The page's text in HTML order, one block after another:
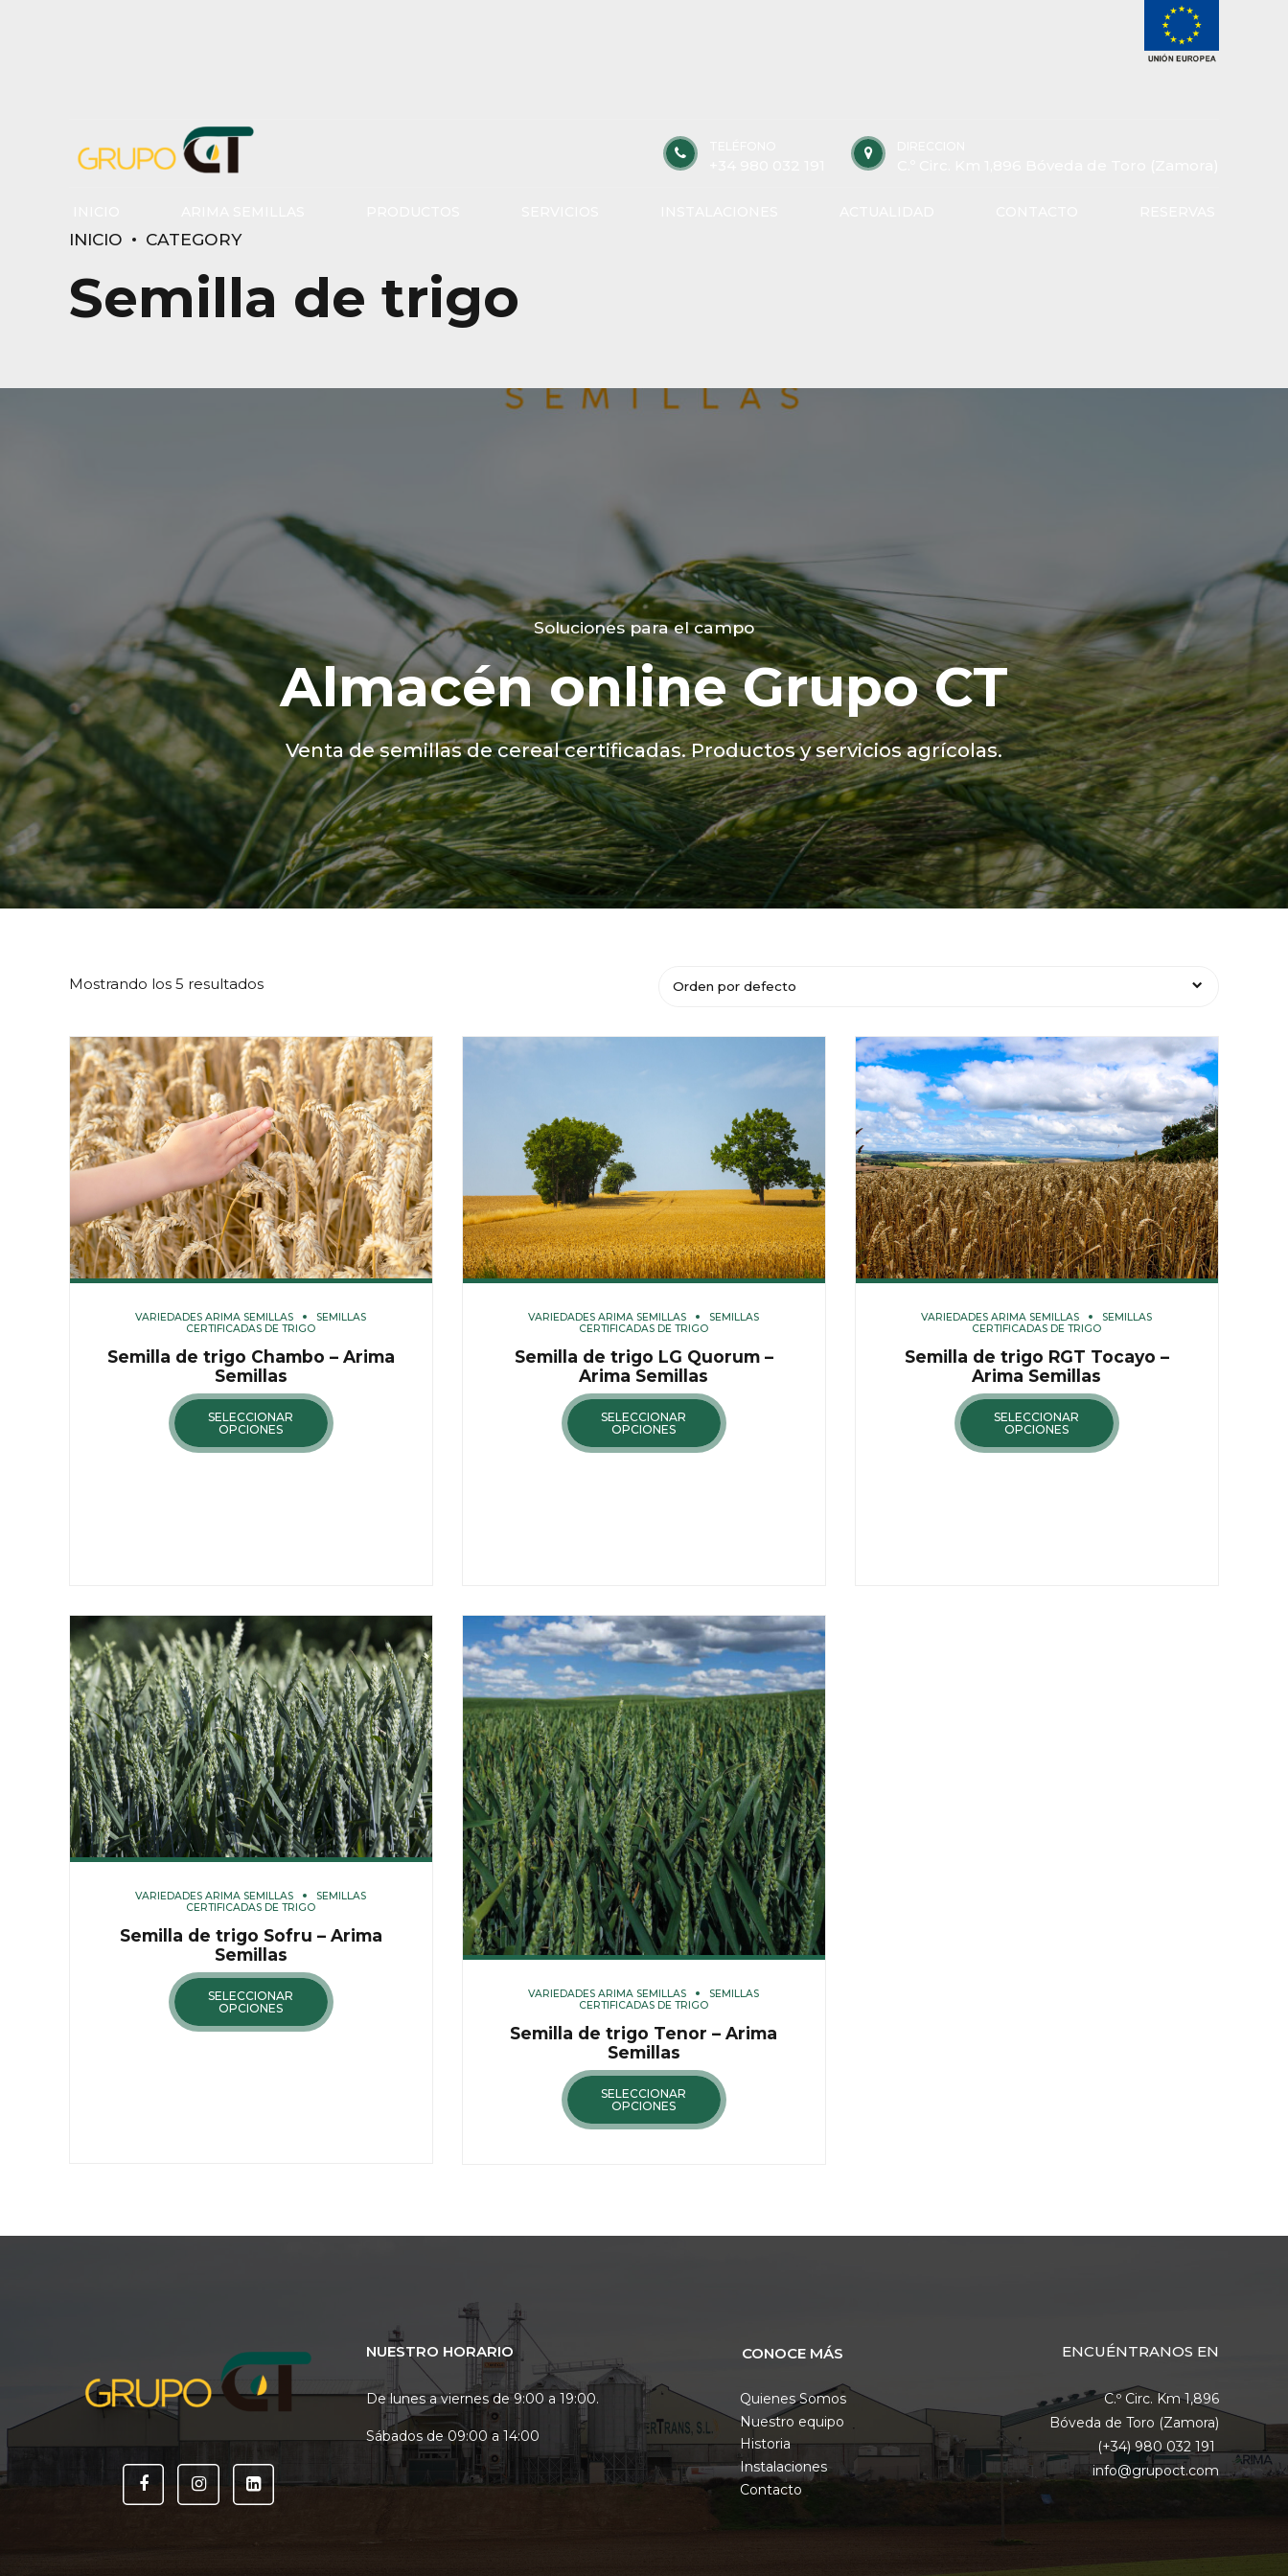
INICIO CATEGORY
Semilla de trigo
Soluciones para el campo
Almacén online Grupo CT
Venta de semillas de cereal certificadas. Productos y servicios agrícolas.
Mostrando los 5 resultados Orden por defecto
VARIEDADES ARIMA SEMILLAS
SEMILLAS
CERTIFICADAS DE TRIGO
Semilla de trigo Chambo – Arima
Semillas
SELECCIONAR
OPCIONES
VARIEDADES ARIMA SEMILLAS
SEMILLAS
CERTIFICADAS DE TRIGO
Semilla de trigo LG Quorum –
Arima Semillas
SELECCIONAR
OPCIONES
VARIEDADES ARIMA SEMILLAS
SEMILLAS
CERTIFICADAS DE TRIGO
Semilla de trigo RGT Tocayo –
Arima Semillas
SELECCIONAR
OPCIONES
VARIEDADES ARIMA SEMILLAS
SEMILLAS
CERTIFICADAS DE TRIGO
Semilla de trigo Sofru – Arima
Semillas
SELECCIONAR
OPCIONES
VARIEDADES ARIMA SEMILLAS
SEMILLAS
CERTIFICADAS DE TRIGO
Semilla de trigo Tenor – Arima
Semillas
SELECCIONAR
OPCIONES
NUESTRO HORARIO
De lunes a viernes de 9:00 a 19:00.
Sábados de 09:00 a 14:00
CONOCE MÁS
Quienes Somos
Nuestro equipo
Historia
Instalaciones
Contacto
ENCUÉNTRANOS EN
C.º Circ. Km 1,896
Bóveda de Toro (Zamora)
(+34) 980 032 191
info@grupoct.com